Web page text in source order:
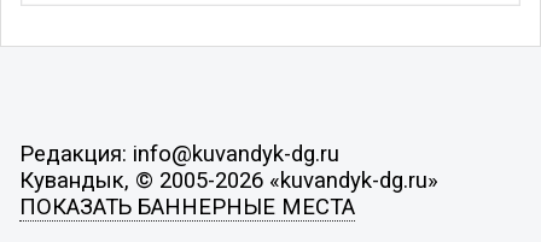
Редакция: info@kuvandyk-dg.ru
Кувандык, © 2005-2026 «kuvandyk-dg.ru»
ПОКАЗАТЬ БАННЕРНЫЕ МЕСТА